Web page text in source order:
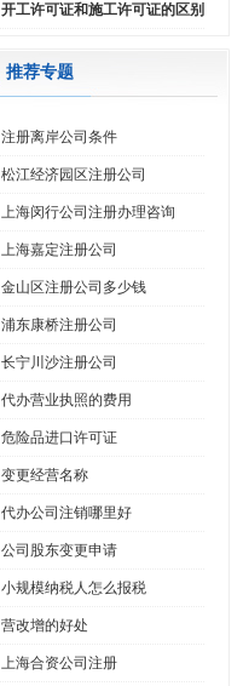
开工许可证和施工许可证的区别
推荐专题
注册离岸公司条件
松江经济园区注册公司
上海闵行公司注册办理咨询
上海嘉定注册公司
金山区注册公司多少钱
浦东康桥注册公司
长宁川沙注册公司
代办营业执照的费用
危险品进口许可证
变更经营名称
代办公司注销哪里好
公司股东变更申请
小规模纳税人怎么报税
营改增的好处
上海合资公司注册